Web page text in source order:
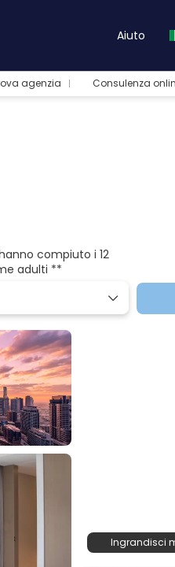
Aiuto
agenzia Consulenza
compiuto i 12
adulti **
Ingrandisci